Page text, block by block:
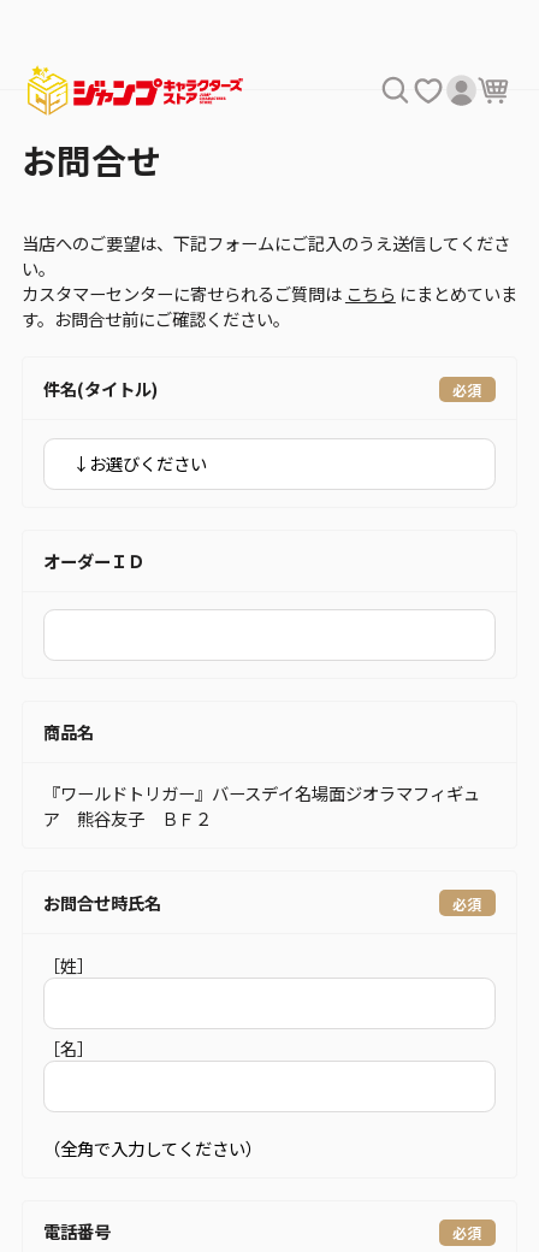
お問合せ
当店へのご要望は、下記フォームにご記入のうえ送信してくださ
い。
カスタマーセンターに寄せられるご質問は こちら にまとめていま
す。お問合せ前にご確認ください。
件名(タイトル)
オーダーＩＤ
商品名
『ワールドトリガー』バースデイ名場面ジオラマフィギュ
ア 熊谷友子 ＢＦ２
お問合せ時氏名
［姓］
［名］
（全角で入力してください）
電話番号